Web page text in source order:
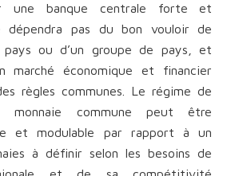
une banque centrale forte et
dépendra pas du bon vouloir de
pays ou d’un groupe de pays, et
marché économique et financier
règles communes. Le régime de
monnaie commune peut être
et modulable par rapport à un
à définir selon les besoins de